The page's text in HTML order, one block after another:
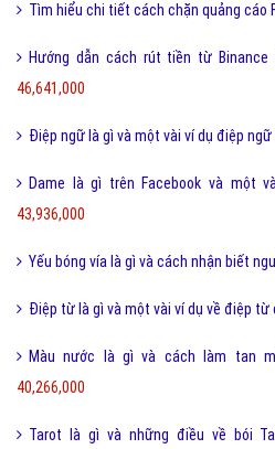
Tìm hiểu chi tiết cách chặn quảng cáo
Hướng dẫn cách rút tiền từ
46,641,000
Điệp ngữ là gì và một vài ví dụ điệp ngữ
Dame là gì trên Facebook và một
43,936,000
Yếu bóng vía là gì và cách nhận biết
Điệp từ là gì và một vài ví dụ về điệp từ
Màu nước là gì và cách làm tan
40,266,000
Tarot là gì và những điều về bói